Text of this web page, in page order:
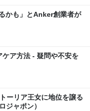
かも」とAnker創業者が
ア方法 - 疑問や不安を
ーリア王女に地位を譲る
ジャポン）